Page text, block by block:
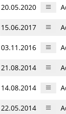
20.05.2020
15.06.2017
03.11.2016
21.08.2014
14.08.2014
22.05.2014